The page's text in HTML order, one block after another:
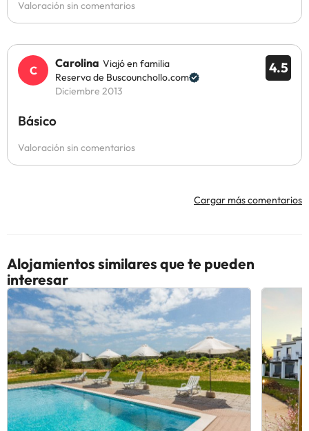
Valoración sin comentarios
4.5
Carolina Viajó en familia
Reserva de Buscounchollo.com
Diciembre 2013
Básico
Valoración sin comentarios
Cargar más comentarios
Alojamientos similares que te pueden
interesar